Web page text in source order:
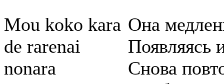
Mou koko kara
de rarenai
nonara
Она
Появляясь
Снова